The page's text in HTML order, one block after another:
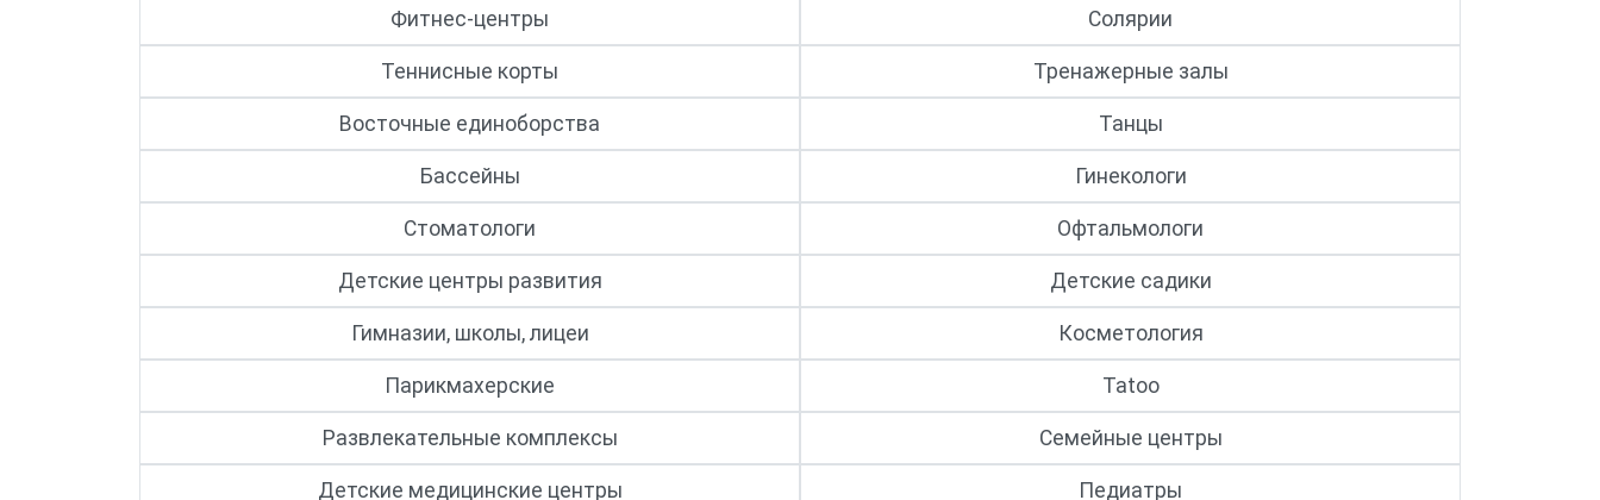
Фитнес-центры Солярии
Теннисные корты Тренажерные залы
Восточные единоборства Танцы
Бассейны Гинекологи
Стоматологи Офтальмологи
Детские центры развития Детские садики
Гимназии, школы, лицеи Косметология
Парикмахерские Tatoo
Развлекательные комплексы Семейные центры
Детские медицинские центры Педиатры